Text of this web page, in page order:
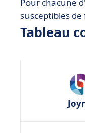
• ClickUp
• Doodle
• Notion
• Planning
• Teamup
susceptibles
Tableau